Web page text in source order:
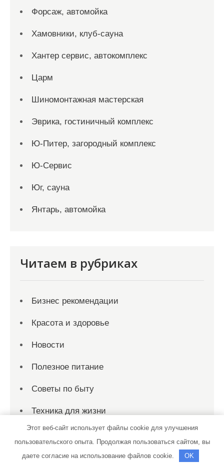
Форсаж, автомойка
Хамовники, клуб-сауна
Хантер сервис, автокомплекс
Царм
Шиномонтажная мастерская
Эврика, гостиничный комплекс
Ю-Питер, загородный комплекс
Ю-Сервис
Юг, сауна
Янтарь, автомойка
Читаем в рубриках
Бизнес рекомендации
Красота и здоровье
Новости
Полезное питание
Советы по быту
Техника для жизни
Упражнения для здоровья
Этот веб-сайт использует файлы cookie для улучшения
пользовательского опыта. Продолжая пользоваться сайтом, вы
даете согласие на использование файлов cookie.
OK